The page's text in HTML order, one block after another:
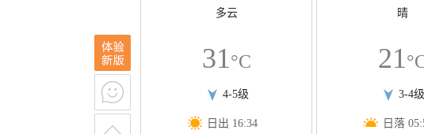
多云
31°C
4-5级
日出 16:34
晴
21
3-4级
日落